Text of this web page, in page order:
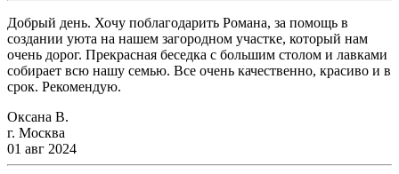
Добрый день. Хочу поблагодарить Романа, за помощь в
создании уюта на нашем загородном участке, который нам
очень дорог. Прекрасная беседка с большим столом и лавками
собирает всю нашу семью. Все очень качественно, красиво и в
срок. Рекомендую.
Оксана В.
г. Москва
01 авг 2024